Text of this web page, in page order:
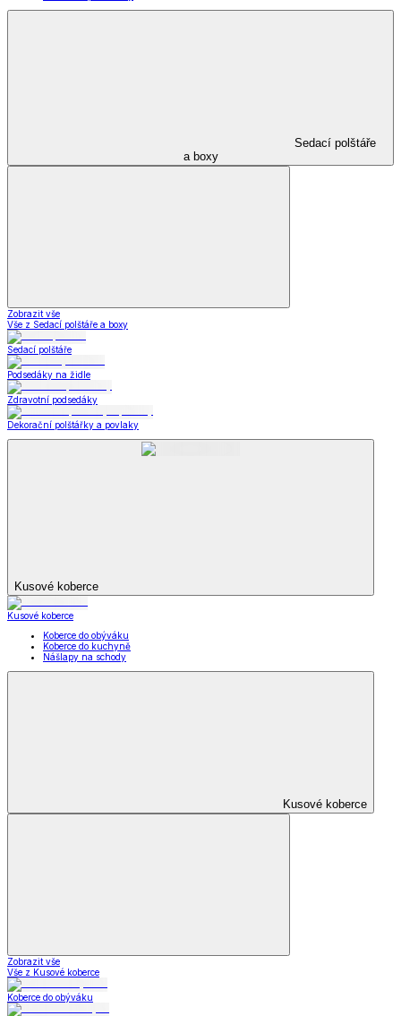
Sedací polštáře
a boxy
Zobrazit vše
Vše z Sedací polštáře a boxy
Sedací polštáře
Podsedáky na židle
Zdravotní podsedáky
Dekorační polštářky a povlaky
Kusové koberce
Kusové koberce
Koberce do obýváku
Koberce do kuchyně
Nášlapy na schody
Kusové koberce
Zobrazit vše
Vše z Kusové koberce
Koberce do obýváku